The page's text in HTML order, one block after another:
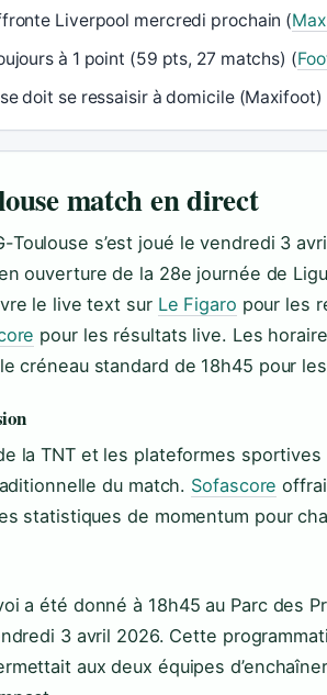
Liverpool mercredi prochain (
à 1 point (59 pts, 27 matchs) (
doit se ressaisir à domicile (Maxifoot)
match en direct
Toulouse s’est joué le vendredi 3
ouverture de la 28e journée de
le live text sur Le Figaro pour les
pour les résultats live. Les
créneau standard de 18h45 pour
la TNT et les plateformes
du match. Sofascore
statistiques de momentum pour
a été donné à 18h45 au Parc des
3 avril 2026. Cette
aux deux équipes